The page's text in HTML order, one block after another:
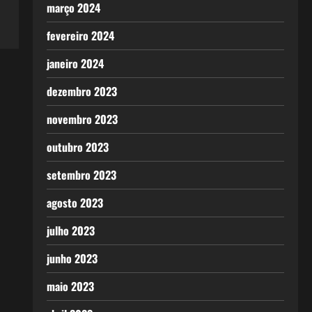
março 2024
fevereiro 2024
janeiro 2024
dezembro 2023
novembro 2023
outubro 2023
setembro 2023
agosto 2023
julho 2023
junho 2023
maio 2023